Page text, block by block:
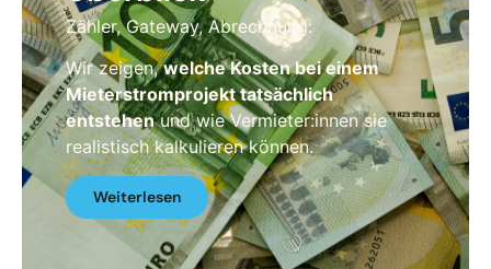
Zähler, Gateway, Abrechnung:
Wir zeigen,welche Kosten bei einem
Mieterstromprojekt tatsächlich
entstehenund wie Vermieter:innen sie
realistisch kalkulieren können.
Weiterlesen